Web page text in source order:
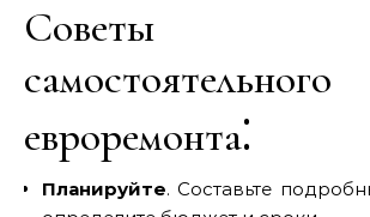
Советы
самостоятельного
евроремонта⁚
Планируйте. Составьте